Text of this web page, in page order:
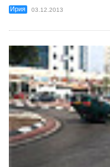
Ирия 03.12.2013